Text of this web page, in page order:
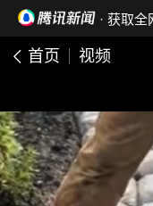
· 获取全
首页 视频